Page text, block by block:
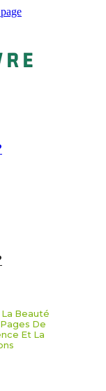
La Beauté
De
Et La